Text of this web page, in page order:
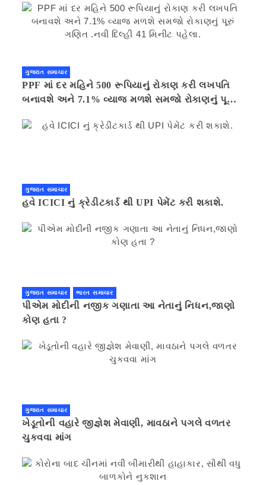
ગુજરાત સમાચાર
PPF માં દર મહિને 500 રૂપિયાનું રોકાણ કરી લખપતિ
બનાવશે અને 7.1% વ્યાજ મળશે સમજો રોકાણનું પૂરું
ગુજરાત સમાચાર
હવે ICICI નું ક્રેડીટકાર્ડ થી UPI પેમેંટ કરી શકાશે.
ગુજરાત સમાચાર ભારત સમાચાર
પીએમ મોદીની નજીક ગણાતા આ નેતાનું નિધન,જાણો
કોણ હતા ?
ગુજરાત સમાચાર
ખેડૂતોની વહારે જીજ્ઞેશ મેવાણી, માવઠાને પગલે વળતર
ચુકવવા માંગ